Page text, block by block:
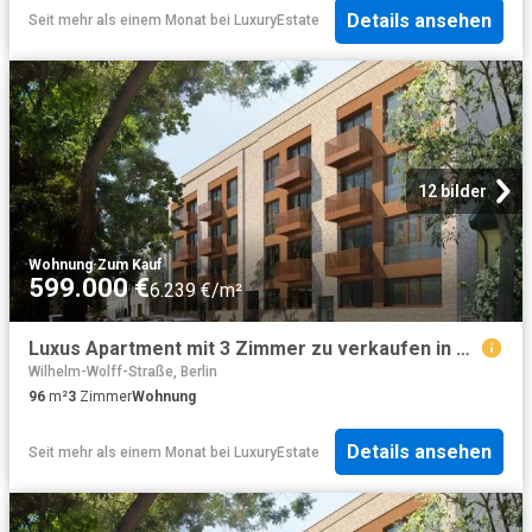
Seit mehr als einem Monat bei LuxuryEstate Details ansehen
12 bilder
Wohnung·Zum Kauf
599.000 €6.239 €/m²
Luxus Apartment mit 3 Zimmer zu verkaufen in Gesellschaftstraße, 31 / 32, Berlin
Wilhelm-Wolff-Straße, Berlin
96 m²3 ZimmerWohnung
Seit mehr als einem Monat bei LuxuryEstate Details ansehen